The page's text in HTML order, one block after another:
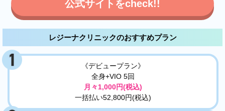
公式サイトをcheck!!
レジーナクリニックのおすすめプラン
《デビュープラン》
全身+VIO 5回
月々1,000円(税込)
一括払い52,800円(税込)